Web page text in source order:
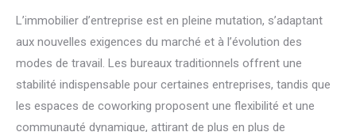
L’immobilier d’entreprise est en pleine mutation, s’adaptant
aux nouvelles exigences du marché et à l’évolution des
modes de travail. Les bureaux traditionnels offrent une
stabilité indispensable pour certaines entreprises, tandis que
les espaces de coworking proposent une flexibilité et une
communauté dynamique, attirant de plus en plus de